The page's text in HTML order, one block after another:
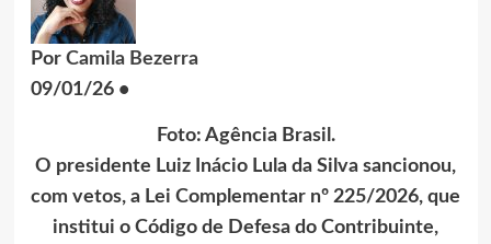
Por Camila Bezerra
09/01/26 •
Foto: Agência Brasil.
O presidente Luiz Inácio Lula da Silva sancionou,
com vetos, a Lei Complementar nº 225/2026, que
institui o Código de Defesa do Contribuinte,